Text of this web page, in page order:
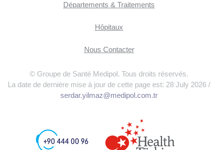
Départements & Traitements
Hôpitaux
Nous Contacter
© Groupe de Santé Medipol. Tous droits réservés.
La date de dernière mise à jour de cette page est: 28 July 2026 /
serdar.yilmaz@medipol.com.tr